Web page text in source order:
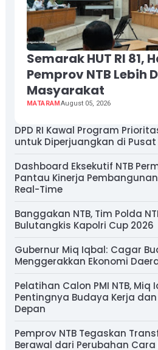
Semarak HUT RI 81,
Pemprov NTB Lebih
Masyarakat
MATARAMAugust 05, 2026
DPD RI Kawal Program
untuk Diperjuangkan di Pusat
Dashboard Eksekutif NTB
Pantau Kinerja
Real-Time
Banggakan NTB, Tim Polda
Bulutangkis Kapolri Cup 2026
Gubernur Miq Iqbal: Cagar
Menggerakkan Ekonomi
Pelatihan Calon PMI NTB, Miq
Pentingnya Budaya Kerja
Depan
Pemprov NTB Tegaskan
Berawal dari Perubahan Cara